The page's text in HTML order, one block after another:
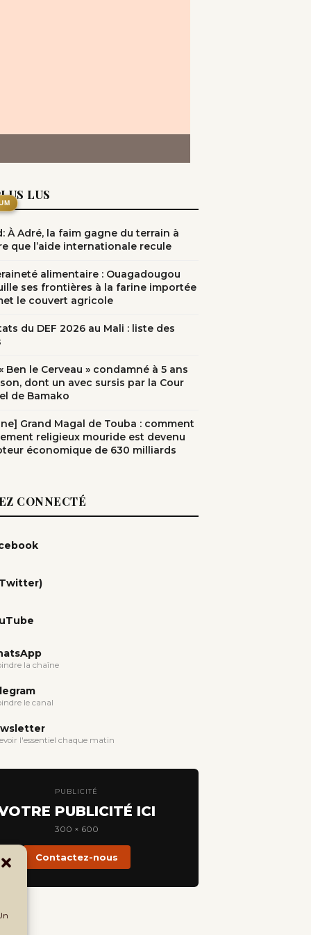
LUS
À Adré, la faim gagne du terrain à
que l’aide internationale recule
alimentaire : Ouagadougou
ses frontières à la farine importée
le couvert agricole
du DEF 2026 au Mali : liste des
Ben le Cerveau » condamné à 5 ans
dont un avec sursis par la Cour
de Bamako
Grand Magal de Touba : comment
religieux mouride est devenu
économique de 630 milliards
CONNECTÉ
la chaîne
le canal
l'essentiel chaque matin
PUBLICITÉ
PUBLICITÉ ICI
300 × 600
Contactez-nous